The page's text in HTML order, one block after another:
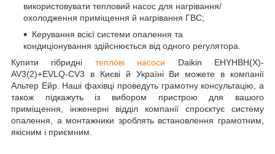
використовувати тепловий насос для нагрівання/
охолодження приміщення й нагрівання ГВС;
Керування всієї системи опалення та
кондиціонування здійснюється від одного регулятора.
Купити гібридні теплові насоси
Daikin EHYHBH(X)-
AV3(2)+EVLQ-CV3 в Києві й Україні Ви можете в компанії
Альтер Ейр. Наші фахівці проведуть грамотну консультацію, а
також підкажуть із вибором пристрою для вашого
приміщення, інженерні відділ компанії спроєктує систему
опалення, а монтажники зроблять встановлення грамотним,
якісним і приємним.